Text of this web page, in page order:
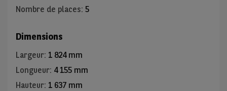
Nombre de places: 5
Dimensions
Largeur: 1 824 mm
Longueur: 4 155 mm
Hauteur: 1 637 mm